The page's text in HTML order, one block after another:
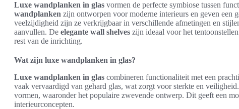
Luxe wandplanken in glas vormen de perfecte symbiose tussen
wandplanken zijn ontworpen voor moderne interieurs en geven
veelzijdigheid zijn ze verkrijgbaar in verschillende afmetingen en
aanvullen. De elegante wall shelves zijn ideaal voor het
rest van de inrichting.
Wat zijn luxe wandplanken in glas?
Luxe wandplanken in glas combineren functionaliteit met een
vaak vervaardigd van gehard glas, wat zorgt voor sterkte en
vormen, waaronder het populaire zwevende ontwerp. Dit geeft een
interieurconcepten.